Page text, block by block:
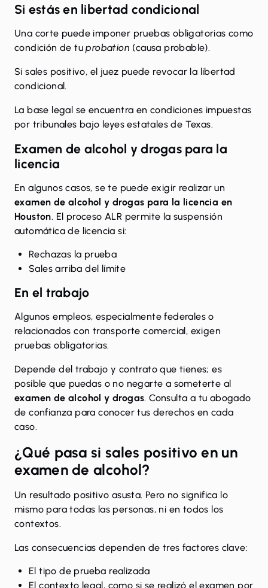
Si estás en libertad condicional
Una corte puede imponer pruebas obligatorias como
condición de tuprobation (causa probable).
Si sales positivo, el juez puede revocar la libertad
condicional.
La base legal se encuentra en condiciones impuestas
por tribunales bajo leyes estatales de Texas.
Examen de alcohol y drogas para la
licencia
En algunos casos, se te puede exigir realizar un
examen de alcohol y drogas para la licencia en
Houston. El proceso ALR permite la suspensión
automática de licencia si:
Rechazas la prueba
Sales arriba del límite
En el trabajo
Algunos empleos, especialmente federales o
relacionados con transporte comercial, exigen
pruebas obligatorias.
Depende del trabajo y contrato que tienes; es
posible que puedas o no negarte a someterte al
examen de alcohol y drogas. Consulta a tu abogado
de confianza para conocer tus derechos en cada
caso.
¿Qué pasa si sales positivo en un
examen de alcohol?
Un resultado positivo asusta. Pero no significa lo
mismo para todas las personas, ni en todos los
contextos.
Las consecuencias dependen de tres factores clave:
El tipo de prueba realizada
El contexto legal, como si se realizó el examen por